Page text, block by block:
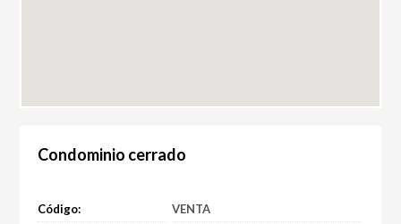
Condominio cerrado
Código:
VENTA